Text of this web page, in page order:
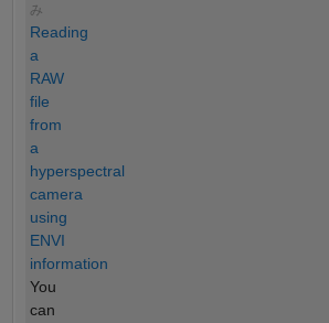
み
Reading
a
RAW
file
from
a
hyperspectral
camera
using
ENVI
information
You
can